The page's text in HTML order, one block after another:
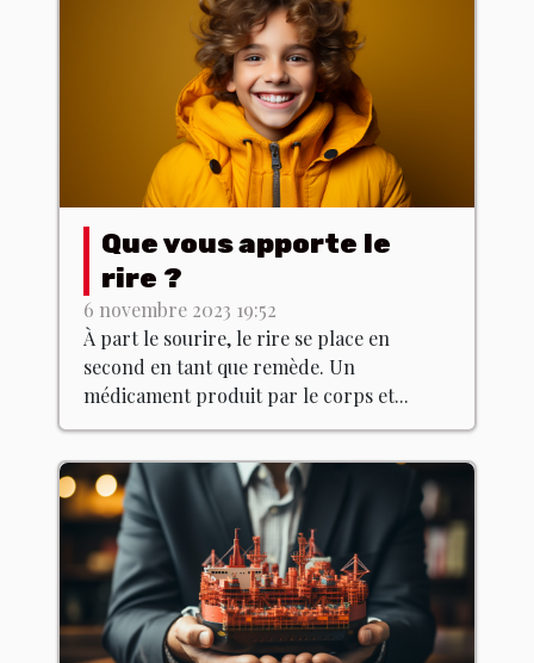
Que vous apporte le
rire ?
6 novembre 2023 19:52
À part le sourire, le rire se place en
second en tant que remède. Un
médicament produit par le corps et...